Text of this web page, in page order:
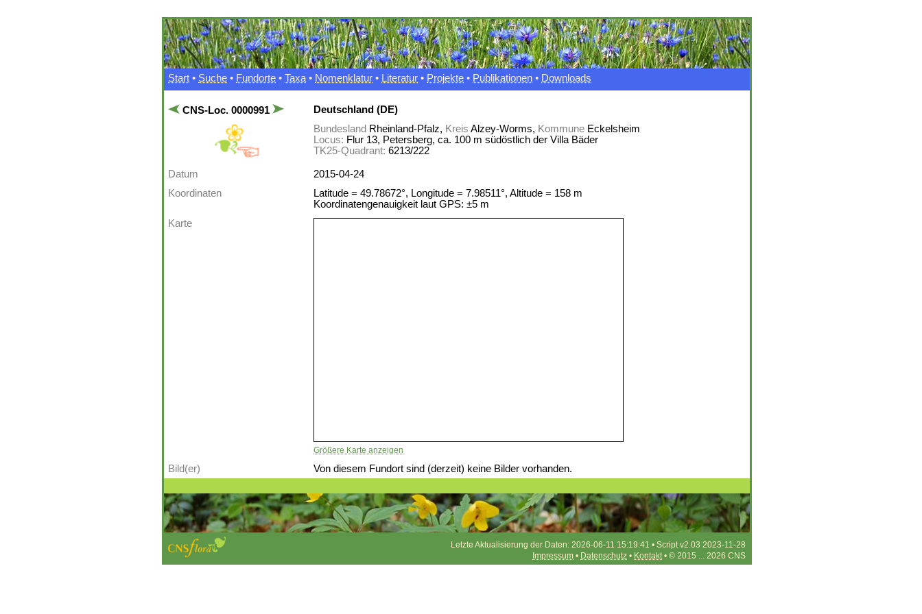
Start • Suche • Fundorte • Taxa • Nomenklatur • Literatur • Projekte • Publikationen • Downloads
CNS-Loc. 0000991
Deutschland (DE)
Bundesland Rheinland-Pfalz, Kreis Alzey-Worms, Kommune Eckelsheim
Locus: Flur 13, Petersberg, ca. 100 m südöstlich der Villa Bäder
TK25-Quadrant: 6213/222
Datum
2015-04-24
Koordinaten
Latitude = 49.78672°, Longitude = 7.98511°, Altitude = 158 m
Koordinatengenauigkeit laut GPS: ±5 m
Karte
Größere Karte anzeigen
Bild(er) Von diesem Fundort sind (derzeit) keine Bilder vorhanden.
Letzte Aktualisierung der Daten: 2026-06-11 15:19:41 • Script v2.03 2023-11-28
Impressum • Datenschutz • Kontakt• © 2015 ... 2026 CNS